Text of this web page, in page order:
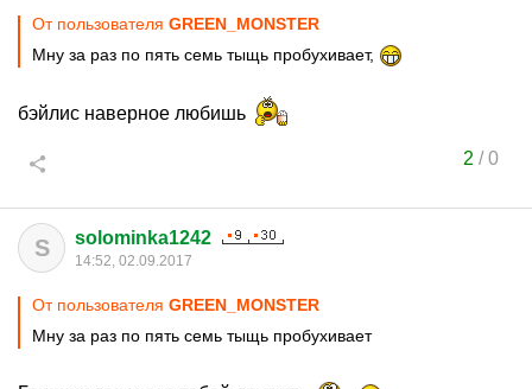
От пользователя GREEN_MONSTER
Мну за раз по пять семь тыщь пробухивает,
бэйлис наверное любишь
2 /0
S solominka1242
14:52, 02.09.2017
От пользователя GREEN_MONSTER
Мну за раз по пять семь тыщь пробухивает